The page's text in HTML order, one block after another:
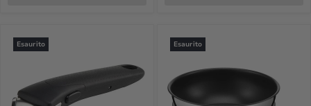
Esaurito Esaurito